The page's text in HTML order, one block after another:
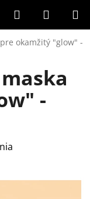
Hľadať
KOŠÍK
okamžitý "glow" -
-